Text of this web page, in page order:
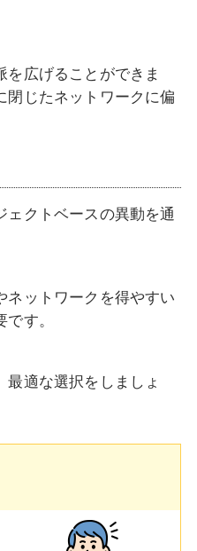
広げることができま
じたネットワークに偏
クトベースの異動を通
ネットワークを得やすい
す。
適な選択をしましょ